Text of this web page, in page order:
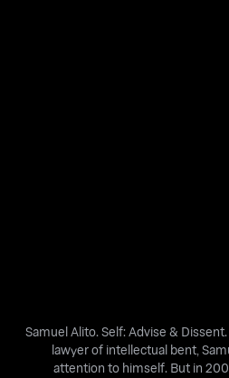
Samuel Alito. Self: Advise &
lawyer of intellectual bent,
attention to himself. But in